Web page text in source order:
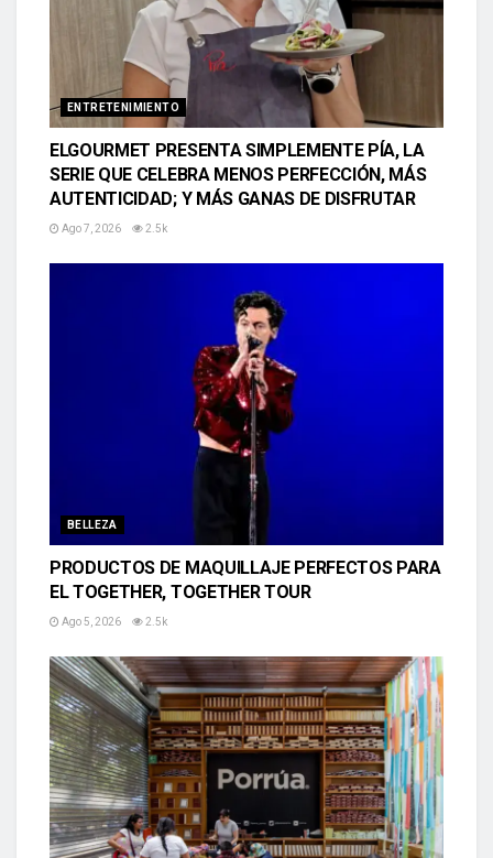
ENTRETENIMIENTO
ELGOURMET PRESENTA SIMPLEMENTE PÍA, LA
SERIE QUE CELEBRA MENOS PERFECCIÓN, MÁS
AUTENTICIDAD; Y MÁS GANAS DE DISFRUTAR
Ago 7, 2026 2.5k
BELLEZA
PRODUCTOS DE MAQUILLAJE PERFECTOS PARA
EL TOGETHER, TOGETHER TOUR
Ago 5, 2026 2.5k